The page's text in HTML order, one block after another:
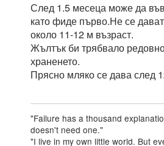
След 1.5 месеца може да
като фиде първо.Не се
около 11-12 м възраст.
Жълтък би трябвало
храненето.
Прясно мляко се дава след
"Failure has a thousand
doesn't need one."
"I live in my own little world. But